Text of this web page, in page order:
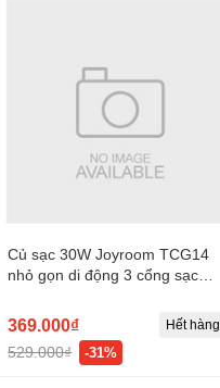
Củ sạc 30W Joyroom TCG14
nhỏ gọn di động 3 cổng sạc
369.000₫
529.000₫ -31%
Hết hàng